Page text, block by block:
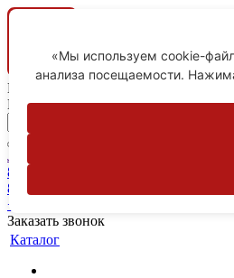
Ваш город
Пятигорск
Личный кабинет
8-800-775-59-89
8-800-775-59-89
+7 918 754-83-77
Заказать звонок
Каталог
«Мы используем cookie-
анализа посещаемости.